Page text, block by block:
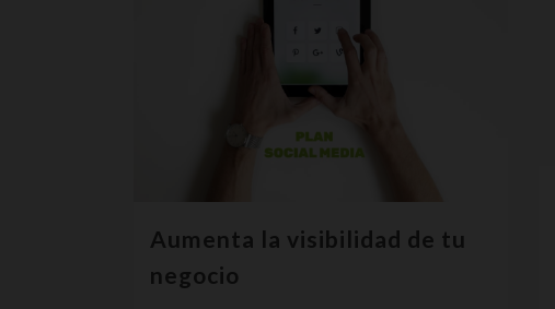
Aumenta la visibilidad de tu
negocio